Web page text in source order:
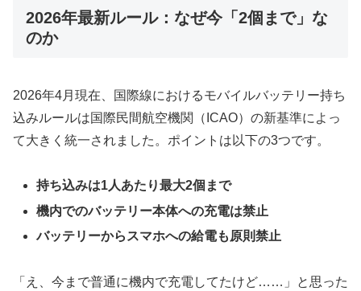
2026年最新ルール：なぜ今「2個まで」な
のか
2026年4月現在、国際線におけるモバイルバッテリー持ち
込みルールは国際民間航空機関（ICAO）の新基準によっ
て大きく統一されました。ポイントは以下の3つです。
持ち込みは1人あたり最大2個まで
機内でのバッテリー本体への充電は禁止
バッテリーからスマホへの給電も原則禁止
「え、今まで普通に機内で充電してたけど……」と思った